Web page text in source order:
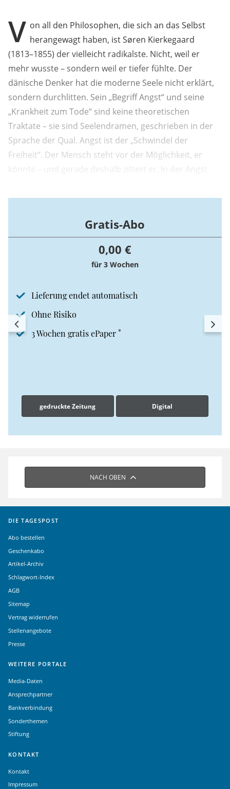
V on all den Philosophen, die sich an das Selbst
herangewagt haben, ist Søren Kierkegaard
(1813–1855) der vielleicht radikalste. Nicht, weil er
mehr wusste – sondern weil er tiefer fühlte. Der
dänische Denker hat die moderne Seele nicht erklärt,
sondern durchlitten. Sein „Begriff Angst“ und seine
„Krankheit zum Tode“ sind keine theoretischen
Traktate – sie sind Seelendramen, geschrieben in der
Sprache der Qual. Angst ist der „Schwindel der
Freiheit“. Der Mensch steht vor der Möglichkeit, er
Können, sein Müssen – und seine Ohnmacht.
Gratis-Abo
0,00 €
für 3 Wochen
Lieferung endet automatisch
Ohne Risiko
3 Wochen gratis ePaper *
gedruckte Zeitung Digital
NACH OBEN
DIE TAGESPOST
Abo bestellen
Geschenkabo
Artikel-Archiv
Schlagwort-Index
AGB
Sitemap
Vertrag widerrufen
Stellenangebote
Presse
WEITERE PORTALE
Media-Daten
Ansprechpartner
Bankverbindung
Sonderthemen
Stiftung
KONTAKT
Kontakt
Impressum